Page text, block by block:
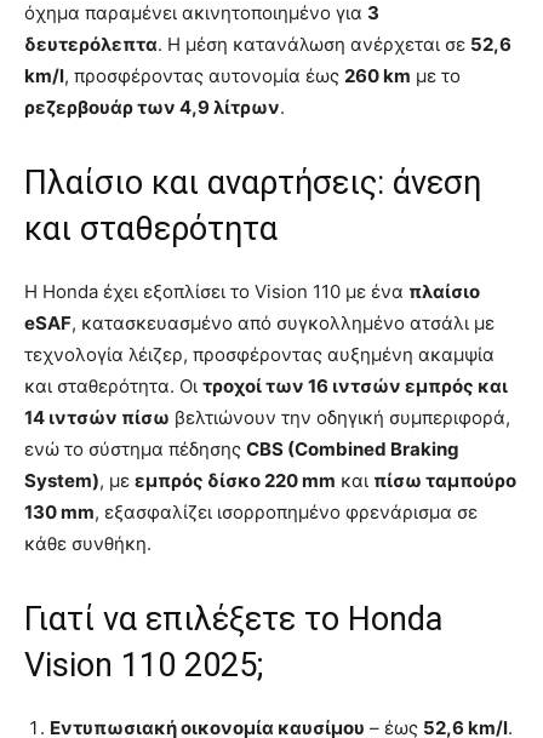
όχημα παραμένει ακινητοποιημένο για 3
δευτερόλεπτα. Η μέση κατανάλωση ανέρχεται σε 52,6
km/l, προσφέροντας αυτονομία έως 260 km με το
ρεζερβουάρ των 4,9 λίτρων.
Πλαίσιο και αναρτήσεις: άνεση
και σταθερότητα
Η Honda έχει εξοπλίσει το Vision 110 με ένα πλαίσιο
eSAF, κατασκευασμένο από συγκολλημένο ατσάλι με
τεχνολογία λέιζερ, προσφέροντας αυξημένη ακαμψία
και σταθερότητα. Οι τροχοί των 16 ιντσών εμπρός και
14 ιντσών πίσω βελτιώνουν την οδηγική συμπεριφορά,
ενώ το σύστημα πέδησης CBS (Combined Braking
System), με εμπρός δίσκο 220 mm και πίσω ταμπούρο
130 mm, εξασφαλίζει ισορροπημένο φρενάρισμα σε
κάθε συνθήκη.
Γιατί να επιλέξετε το Honda
Vision 110 2025;
Εντυπωσιακή οικονομία καυσίμου – έως 52,6 km/l.